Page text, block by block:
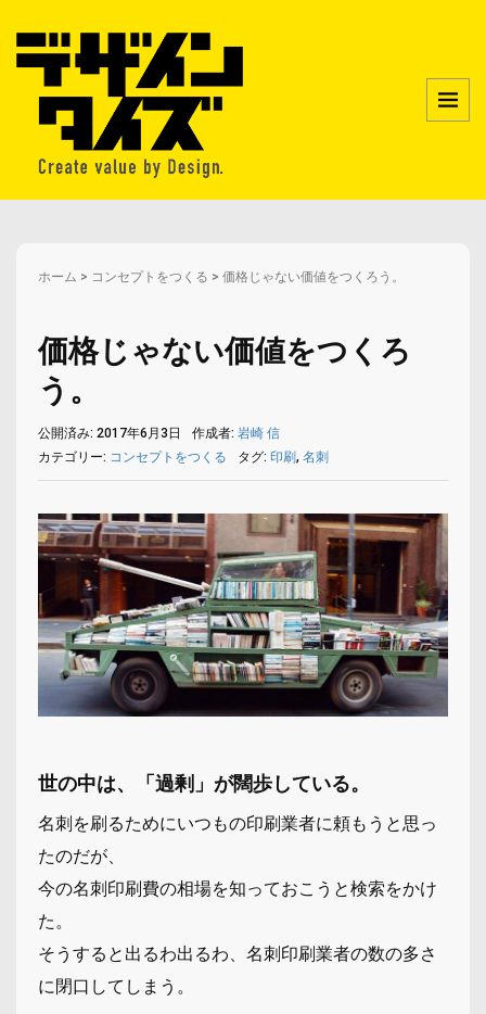
ホーム > コンセプトをつくる > 価格じゃない価値をつくろう。
価格じゃない価値をつくろ
う。
公開済み: 2017年6月3日 作成者: 岩崎 信
カテゴリー: コンセプトをつくる タグ: 印刷, 名刺
世の中は、「過剰」が闊歩している。
名刺を刷るためにいつもの印刷業者に頼もうと思っ
たのだが、
今の名刺印刷費の相場を知っておこうと検索をかけ
た。
そうすると出るわ出るわ、名刺印刷業者の数の多さ
に閉口してしまう。